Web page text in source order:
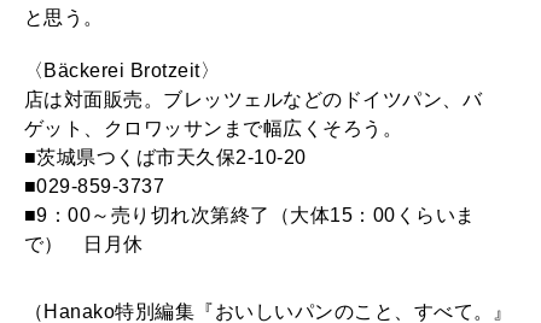
と思う。
〈Bäckerei Brotzeit〉
店は対面販売。ブレッツェルなどのドイツパン、バ
ゲット、クロワッサンまで幅広くそろう。
■茨城県つくば市天久保2-10-20
■029-859-3737
■9：00～売り切れ次第終了（大体15：00くらいま
で） 日月休
（Hanako特別編集『おいしいパンのこと、すべて。』